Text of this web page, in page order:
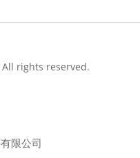
rights reserved.
限公司